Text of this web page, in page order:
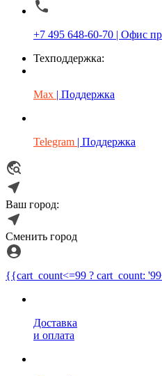
+7 495 648-60-70 | Офис
Техподдержка:
Max | Поддержка
Telegram | Поддержка
Ваш город:
Сменить город
{{cart_count<=99 ? cart_count:
Доставка
и оплата